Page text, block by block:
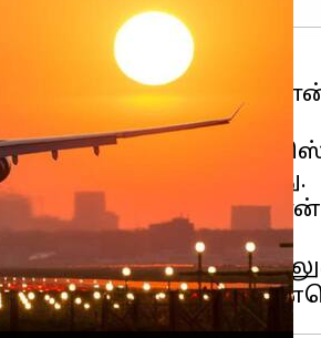
விமானங்கள் மீதான
நீட்டித்து
எடுக்கப்பட்டுள்ளது.
இடையே பரஸ்பர
பயங்கரவாத